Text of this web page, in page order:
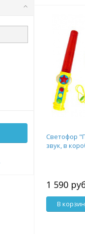
Светофор
звук, в
1 590
В